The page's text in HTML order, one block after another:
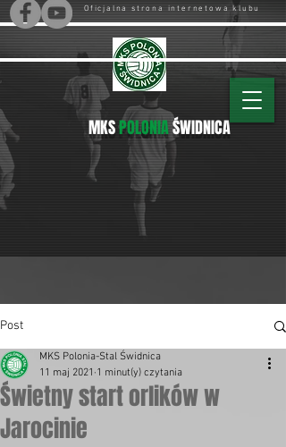
Oficjalna strona internetowa klubu
MKSPOLONIAŚWIDNICA
Post
Świetny start orlików w
Jarocinie
MKS Polonia-Stal Świdnica
11 maj 2021 1 minut(y) czytania